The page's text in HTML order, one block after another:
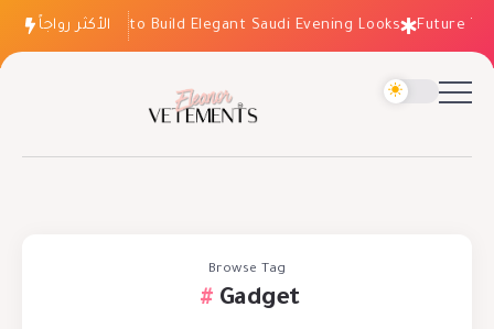
الأكثر رواجاًHow to Build Elegant Saudi Evening Looks Future
Browse Tag
Gadget